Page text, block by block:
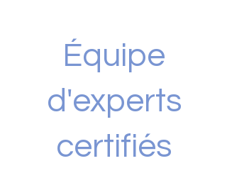
Équipe
d'experts
certifiés